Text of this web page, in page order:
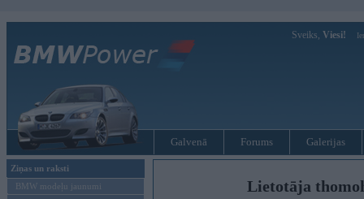
Sveiks, Viesi!
Galvenā Forums Galerijas
Ziņas un raksti
BMW modeļu jaunumi
Lietotāja